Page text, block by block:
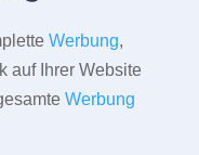
Werbung,
auf Ihrer Website
Werbung